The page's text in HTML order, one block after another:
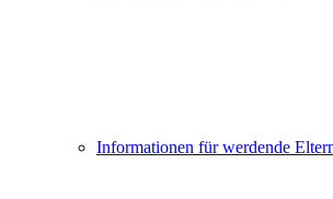
Informationen für werdende